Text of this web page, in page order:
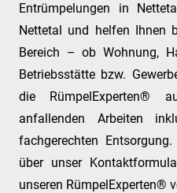
Entrümpelungen in
Nettetal und helfen Ihnen
Bereich – ob Wohnung,
Betriebsstätte bzw.
die RümpelExperten®
anfallenden Arbeiten
fachgerechten
über unser
unseren RümpelExperten®